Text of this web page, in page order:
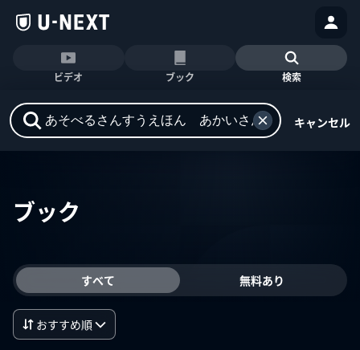
ビデオ ブック 検索
キャンセル
ブック
すべて 無料あり
おすすめ順